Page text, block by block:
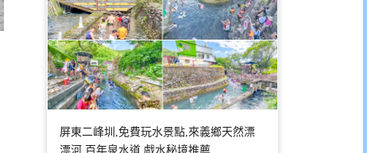
屏東二峰圳,免費玩水景點,來義鄉天然漂
漂河,百年泉水道,戲水秘境推薦